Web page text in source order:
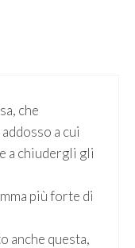
che
a cui
a chiudergli gli
più forte di
anche questa,